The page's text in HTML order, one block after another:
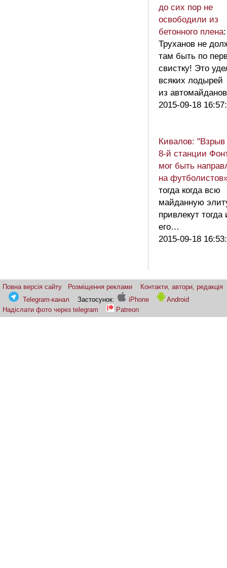
до сих пор не
освободили из
бетонного плена:
Труханов не
там быть по
свистку! Это
всяких лодырей
из
2015-09-18
Кивалов: "Взрыв
8-й станции
мог быть
на
тогда когда всю
майданную
привлекут тогда
его…
2015-09-18
Повна версія сайту Розміщення реклами
Контакти, автори, редакція
Telegram-канал
Застосунок: iPhone
Android
Надіслати фото через telegram
Patreon